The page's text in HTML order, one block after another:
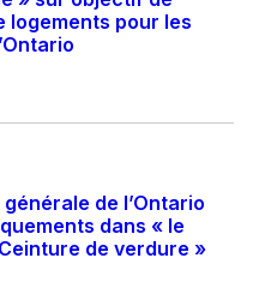
logements pour les
de l’Ontario
dans « le
de verdure »